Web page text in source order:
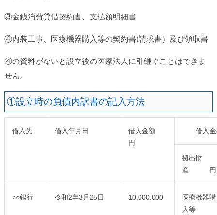
③金銭消費貸借契約書、支払額明細書
④内装工事、医療機器購入等の契約書(請求書）及び領収書
④の資料がないと設立後の医療法人に引継ぐことはできま
せん。
①設立時の負債内訳書の記入方法
借入先 借入年月日
借入金額
円
借入金
拠出財
産 円
○○銀行 令和2年3月25日 10,000,000
医療機器購
入等